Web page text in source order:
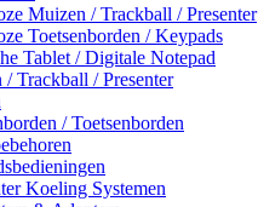
Muizen / Trackball / Presenter
Toetsenborden / Keypads
Tablet / Digitale Notepad
/ Trackball / Presenter
/ Toetsenborden
Koeling Systemen